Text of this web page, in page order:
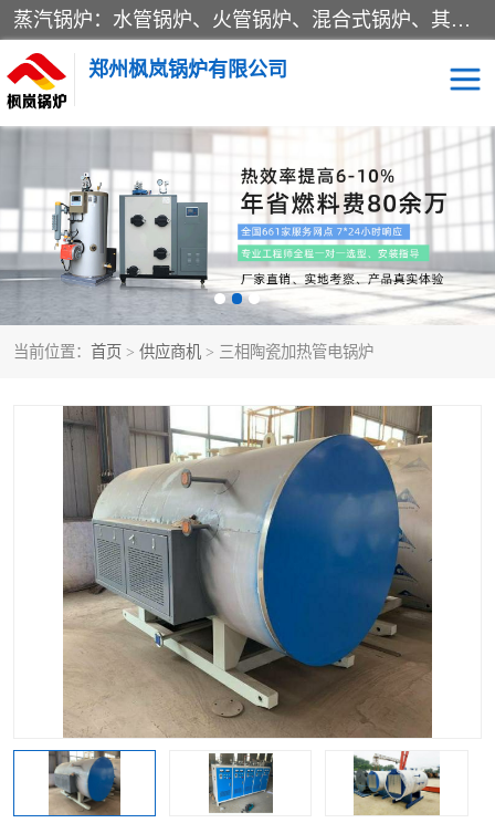
蒸汽锅炉：水管锅炉、火管锅炉、混合式锅炉、其他蒸汽锅炉； 热水锅炉：家用型集中供暖用热水锅炉、其他热水锅炉； 有机热载体锅炉； 船用蒸汽锅炉； （锅炉用辅助设备及装置）蒸汽冷凝器：表面冷凝器、混合式冷凝器、空冷式冷凝器、其他蒸汽冷凝器； 锅炉用辅助设备：节热器、蒸汽收集器、蓄能器、烟垢清除器、气体回收器、泥渣刮除器、空气预热器、其他锅炉用辅助设备；
郑州枫岚锅炉有限公司
当前位置： 首页 > 供应商机 > 三相陶瓷加热管电锅炉